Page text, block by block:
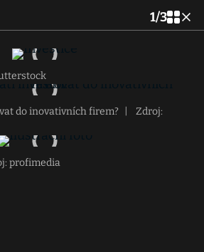
1/3
do inovativních firem?
Zdroj:
profimedia